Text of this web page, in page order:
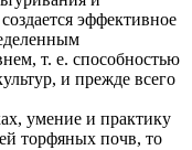
эффективное
т. е. способностью
и прежде всего
умение и практику
торфяных почв, то